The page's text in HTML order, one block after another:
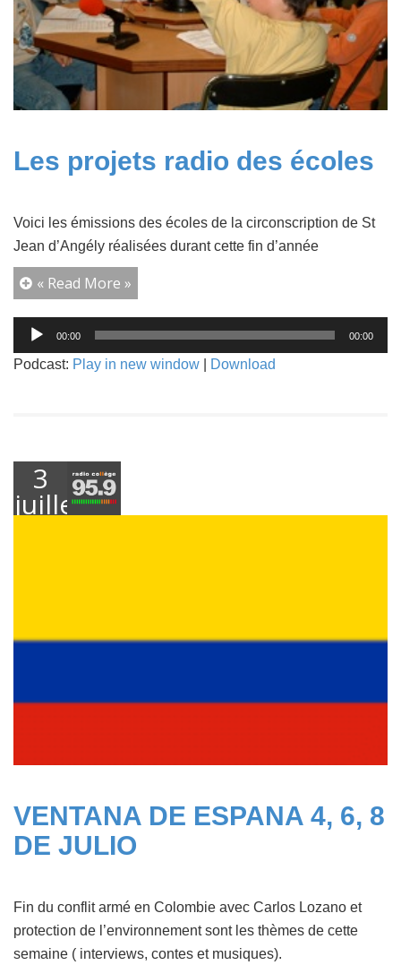
Les projets radio des écoles
Voici les émissions des écoles de la circonscription de St
Jean d’Angély réalisées durant cette fin d’année
« Read More »
Lecteur
audio
00:00 00:00
Podcast: Play in new window Download
3
juillet
VENTANA DE ESPANA 4, 6, 8
DE JULIO
Fin du conflit armé en Colombie avec Carlos Lozano et
protection de l’environnement sont les thèmes de cette
semaine ( interviews, contes et musiques).